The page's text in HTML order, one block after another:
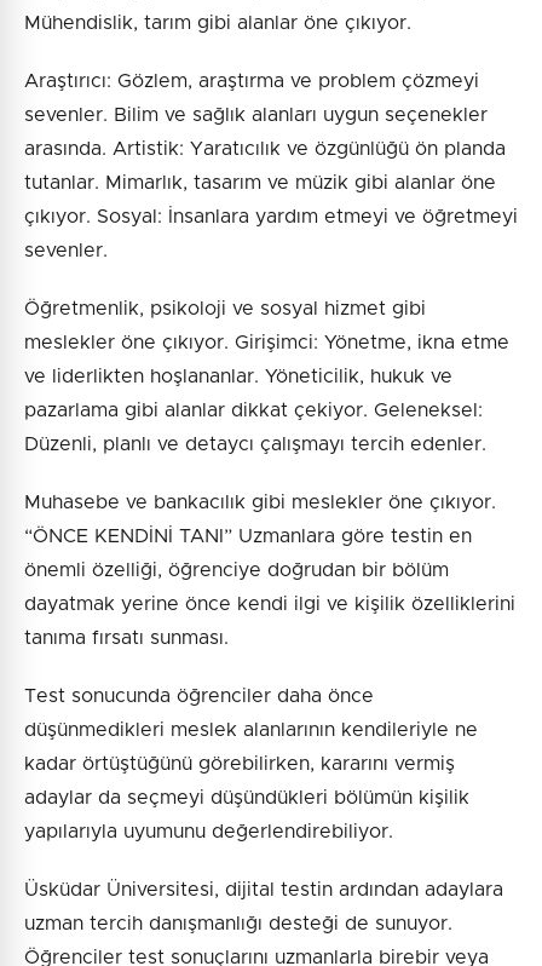
Mühendislik, tarım gibi alanlar öne çıkıyor.
Araştırıcı: Gözlem, araştırma ve problem çözmeyi
sevenler. Bilim ve sağlık alanları uygun seçenekler
arasında. Artistik: Yaratıcılık ve özgünlüğü ön planda
tutanlar. Mimarlık, tasarım ve müzik gibi alanlar öne
çıkıyor. Sosyal: İnsanlara yardım etmeyi ve öğretmeyi
sevenler.
Öğretmenlik, psikoloji ve sosyal hizmet gibi
meslekler öne çıkıyor. Girişimci: Yönetme, ikna etme
ve liderlikten hoşlananlar. Yöneticilik, hukuk ve
pazarlama gibi alanlar dikkat çekiyor. Geleneksel:
Düzenli, planlı ve detaycı çalışmayı tercih edenler.
Muhasebe ve bankacılık gibi meslekler öne çıkıyor.
“ÖNCE KENDİNİ TANI” Uzmanlara göre testin en
önemli özelliği, öğrenciye doğrudan bir bölüm
dayatmak yerine önce kendi ilgi ve kişilik özelliklerini
tanıma fırsatı sunması.
Test sonucunda öğrenciler daha önce
düşünmedikleri meslek alanlarının kendileriyle ne
kadar örtüştüğünü görebilirken, kararını vermiş
adaylar da seçmeyi düşündükleri bölümün kişilik
yapılarıyla uyumunu değerlendirebiliyor.
Üsküdar Üniversitesi, dijital testin ardından adaylara
uzman tercih danışmanlığı desteği de sunuyor.
Öğrenciler test sonuçlarını uzmanlarla birebir veya